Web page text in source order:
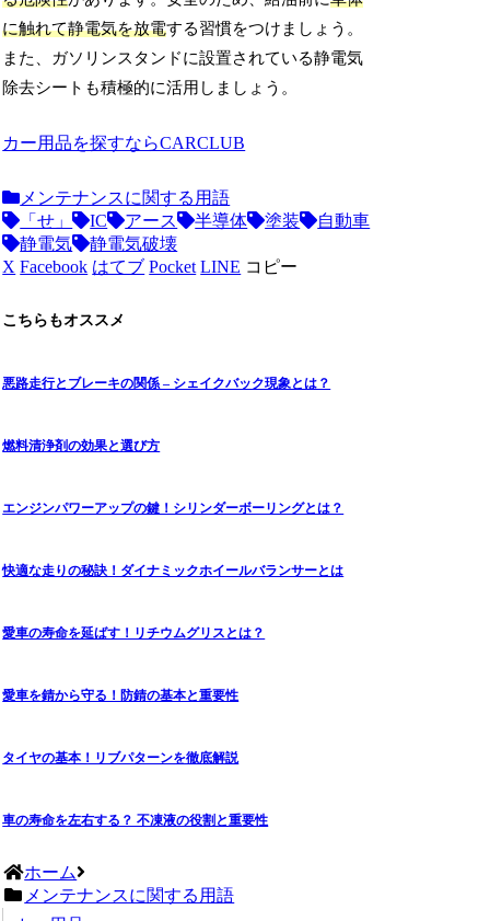
に触れて静電気を放電する習慣をつけましょう。
また、ガソリンスタンドに設置されている静電気
除去シートも積極的に活用しましょう。
カー用品を探すならCARCLUB
メンテナンスに関する用語
「せ」
IC アース 半導体 塗装
自動車
静電気
静電気破壊
X Facebook はてブ Pocket LINE コピー
こちらもオススメ
悪路走行とブレーキの関係 – シェイクバック現象とは？
燃料清浄剤の効果と選び方
エンジンパワーアップの鍵！シリンダーボーリングとは？
快適な走りの秘訣！ダイナミックホイールバランサーとは
愛車の寿命を延ばす！リチウムグリスとは？
愛車を錆から守る！防錆の基本と重要性
タイヤの基本！リブパターンを徹底解説
車の寿命を左右する？ 不凍液の役割と重要性
ホーム
メンテナンスに関する用語